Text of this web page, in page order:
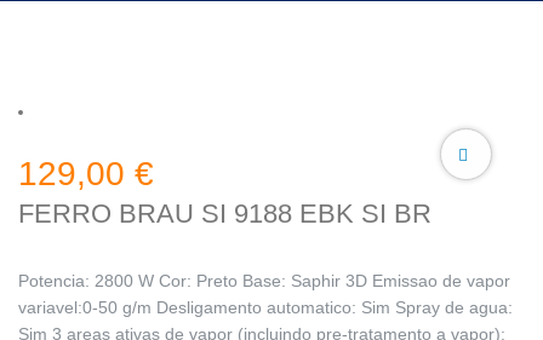
129,00 €
FERRO BRAU SI 9188 EBK SI BR
Potencia: 2800 W Cor: Preto Base: Saphir 3D Emissao de vapor
variavel:0-50 g/m Desligamento automatico: Sim Spray de agua:
Sim 3 areas ativas de vapor (incluindo pre-tratamento a vapor):